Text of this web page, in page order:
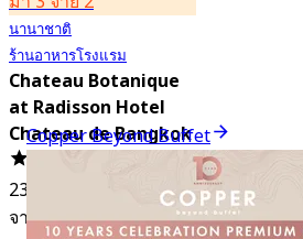
นานาชาติ
ร้านอาหารโรงแรม
Chateau Botanique
at Radisson Hotel
Chateau de Bangkok
23 การจอง
จาก฿ 369
Copper Beyond Buffet